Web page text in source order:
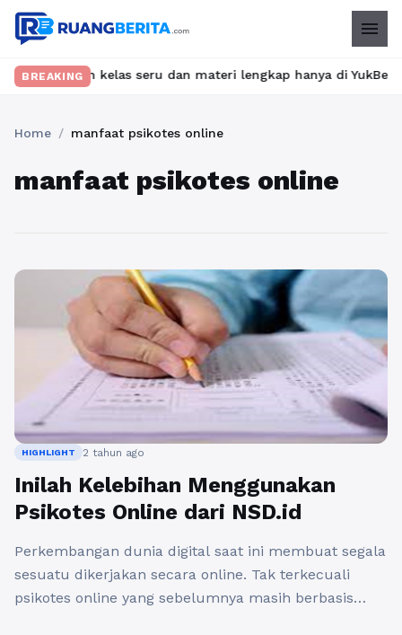
menu
BREAKING
kelas seru dan materi lengkap hanya di
Home / manfaat psikotes online
manfaat psikotes online
HIGHLIGHT 2 tahun ago
Inilah Kelebihan Menggunakan
Psikotes Online dari NSD.id
Perkembangan dunia digital saat ini membuat segala
sesuatu dikerjakan secara online. Tak terkecuali
psikotes online yang sebelumnya masih berbasis